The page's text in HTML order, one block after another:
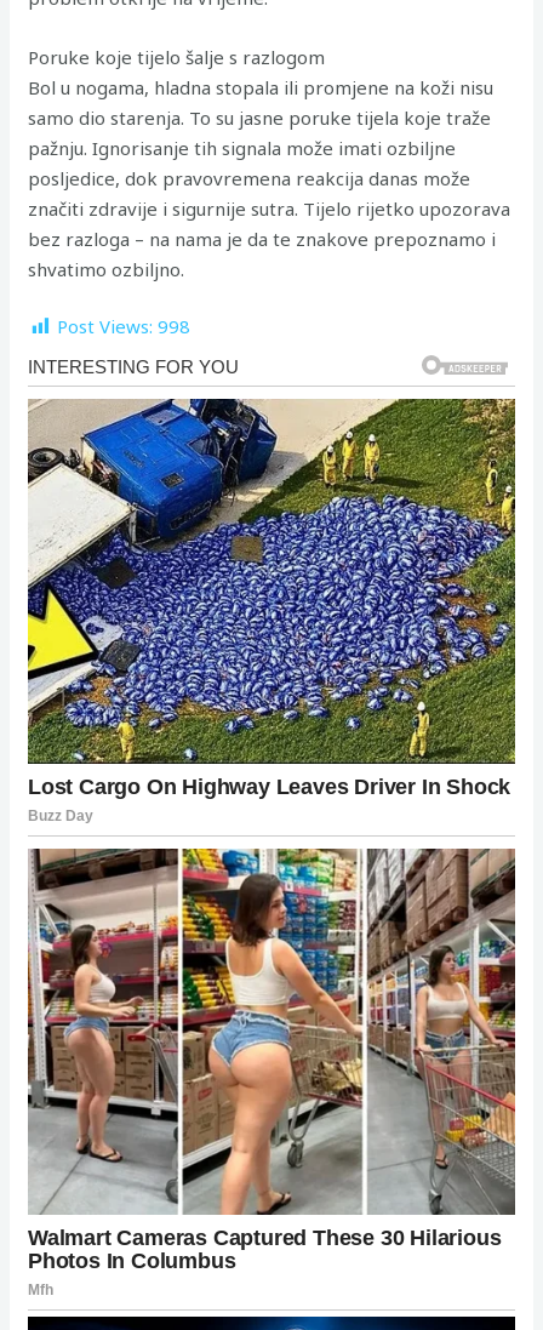
Poruke koje tijelo šalje s razlogom
Bol u nogama, hladna stopala ili promjene na koži nisu
samo dio starenja. To su jasne poruke tijela koje traže
pažnju. Ignorisanje tih signala može imati ozbiljne
posljedice, dok pravovremena reakcija danas može
značiti zdravije i sigurnije sutra. Tijelo rijetko upozorava
bez razloga – na nama je da te znakove prepoznamo i
shvatimo ozbiljno.
Post Views: 998